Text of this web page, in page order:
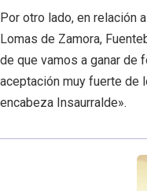
Por otro lado, en relación
Lomas de Zamora,
de que vamos a ganar de
aceptación muy fuerte de
encabeza Insaurralde».